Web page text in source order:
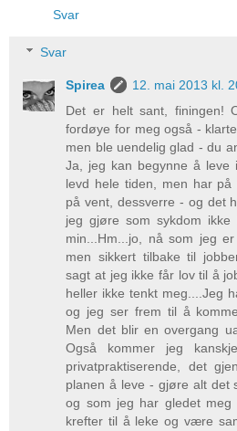
Svar
Svar
Spirea
12. mai 2013 kl.
Det er helt sant,
fordøye for meg også -
men ble uendelig glad - du
Ja, jeg kan begynne å
levd hele tiden, men har
på vent, dessverre - og det
jeg gjøre som sykdom ikke
min...Hm...jo, nå som jeg
men sikkert tilbake til
sagt at jeg ikke får lov til å
heller ikke tenkt meg....Jeg
og jeg ser frem til å
Men det blir en overgang
Også kommer jeg
privatpraktiserende, det
planen å leve - gjøre alt det
og som jeg har gledet
krefter til å leke og være